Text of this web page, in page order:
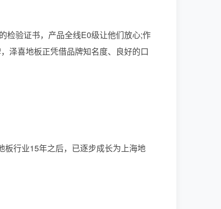
检验证书，产品全线E0级让他们放心;作
泽喜地板正凭借品牌知名度、良好的口
板行业15年之后，已逐步成长为上海地